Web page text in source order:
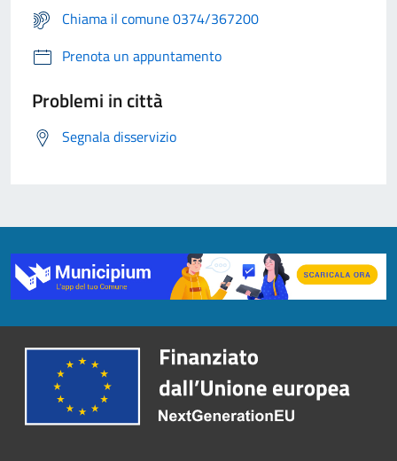
Chiama il comune 0374/367200
Prenota un appuntamento
Problemi in città
Segnala disservizio